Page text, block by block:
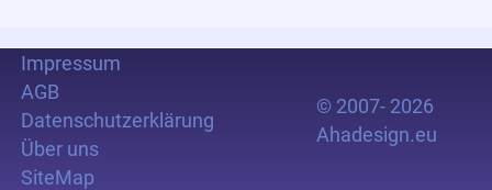
Impressum
AGB
Datenschutzerklärung
Über uns
SiteMap
© 2007- 2026
Ahadesign.eu